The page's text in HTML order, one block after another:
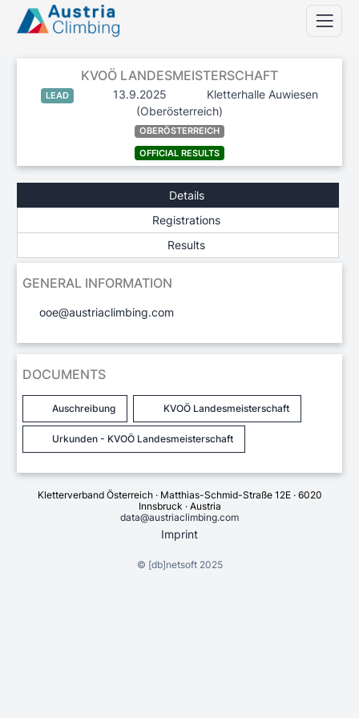
KVOÖ LANDESMEISTERSCHAFT
LEAD 13.9.2025
Kletterhalle Auwiesen
(Oberösterreich)
OBERÖSTERREICH
OFFICIAL RESULTS
Details
Registrations
Results
GENERAL INFORMATION
ooe@austriaclimbing.com
DOCUMENTS
Auschreibung KVOÖ Landesmeisterschaft
Urkunden - KVOÖ Landesmeisterschaft
Kletterverband Österreich · Matthias-Schmid-Straße 12E · 6020
Innsbruck · Austria
data@austriaclimbing.com
Imprint
© [db]netsoft2025